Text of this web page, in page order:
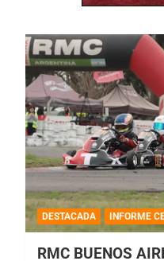
DESTACADA INFORME
RMC BUENOS